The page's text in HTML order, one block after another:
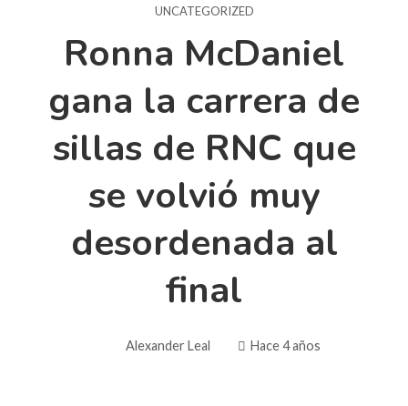
UNCATEGORIZED
Ronna McDaniel
gana la carrera de
sillas de RNC que
se volvió muy
desordenada al
final
Alexander Leal Hace 4 años